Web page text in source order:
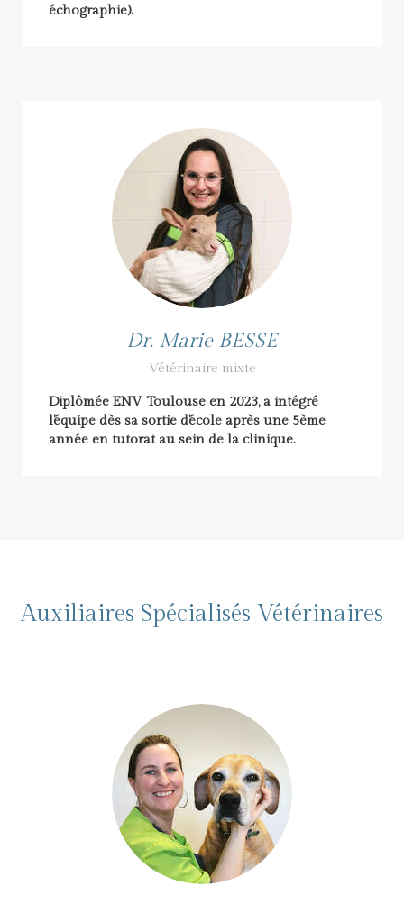
échographie).
Dr. Marie BESSE
Vétérinaire mixte
Diplômée ENV Toulouse en 2023, a intégré
l'équipe dès sa sortie d'école après une 5ème
année en tutorat au sein de la clinique.
Auxiliaires Spécialisés Vétérinaires